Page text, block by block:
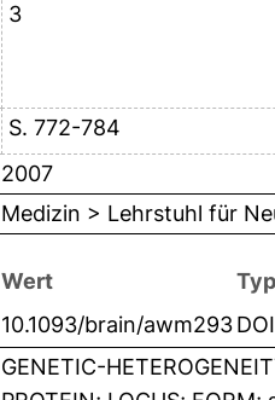
3
S. 772-784
2007
Medizin > Lehrstuhl für
Wert
Typ
10.1093/brain/awm293DOI
GENETIC-